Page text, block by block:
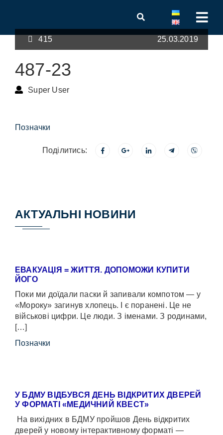
415 25.03.2019
487-23
Super User
Позначки
Поділитись:
АКТУАЛЬНІ НОВИНИ
ЕВАКУАЦІЯ = ЖИТТЯ. ДОПОМОЖИ КУПИТИ
ЙОГО
Поки ми доїдали паски й запивали компотом — у
«Мороку» загинув хлопець. І є поранені. Це не
військові цифри. Це люди. З іменами. З родинами,
[…]
Позначки
У БДМУ ВІДБУВСЯ ДЕНЬ ВІДКРИТИХ ДВЕРЕЙ
У ФОРМАТІ «МЕДИЧНИЙ КВЕСТ»
На вихідних в БДМУ пройшов День відкритих
дверей у новому інтерактивному форматі —